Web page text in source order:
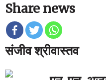
Share news
संजीव श्रीवास्तव